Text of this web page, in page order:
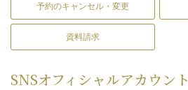
予約のキャンセル・変更
資料請求
SNSオフィシャルアカウント